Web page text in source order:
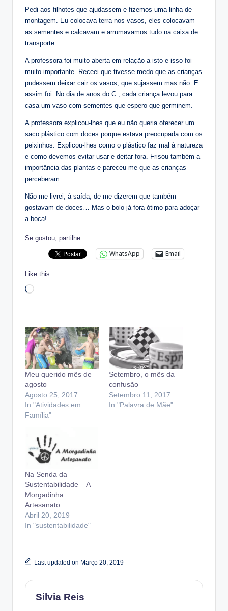
Pedi aos filhotes que ajudassem e fizemos uma linha de
montagem. Eu colocava terra nos vasos, eles colocavam
as sementes e calcavam e arrumavamos tudo na caixa de
transporte.
A professora foi muito aberta em relação a isto e isso foi
muito importante. Receei que tivesse medo que as crianças
pudessem deixar cair os vasos, que sujassem mas não. E
assim foi. No dia de anos do C., cada criança levou para
casa um vaso com sementes que espero que germinem.
A professora explicou-lhes que eu não queria oferecer um
saco plástico com doces porque estava preocupada com os
peixinhos. Explicou-lhes como o plástico faz mal à natureza
e como devemos evitar usar e deitar fora. Frisou também a
importância das plantas e pareceu-me que as crianças
perceberam.
Não me livrei, à saída, de me dizerem que também
gostavam de doces… Mas o bolo já fora ótimo para adoçar
a boca!
Se gostou, partilhe
WhatsApp Email
Like this:
Loading…
Meu querido mês de
agosto
Agosto 25, 2017
In "Atividades em
Família"
Setembro, o mês da
confusão
Setembro 11, 2017
In "Palavra de Mãe"
Na Senda da
Sustentabilidade – A
Morgadinha
Artesanato
Abril 20, 2019
In "sustentabilidade"
Last updated on Março 20, 2019
Silvia Reis